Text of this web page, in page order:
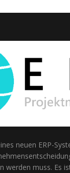
neuen ERP-
werden muss. Es